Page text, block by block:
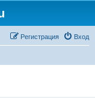
Вход
Регистрация